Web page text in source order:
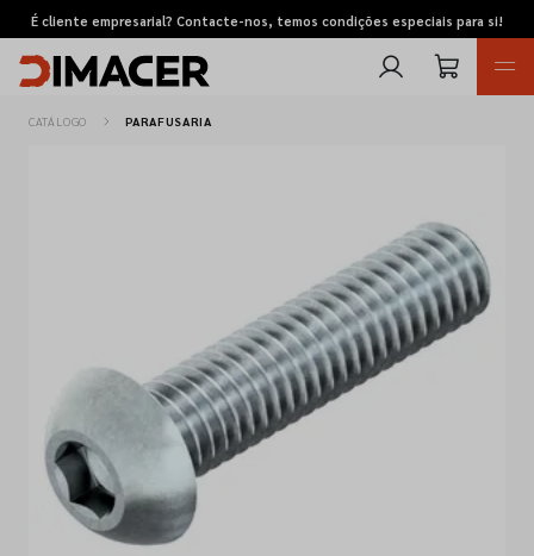
É cliente empresarial? Contacte-nos, temos condições especiais para si!
Pedidos de cotação
Marcas
Favoritos
CATÁLOGO PARAFUSARIA